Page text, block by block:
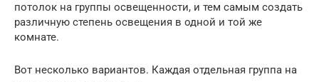
потолок на группы освещенности, и тем самым создать
различную степень освещения в одной и той же
комнате.
Вот несколько вариантов. Каждая отдельная группа на